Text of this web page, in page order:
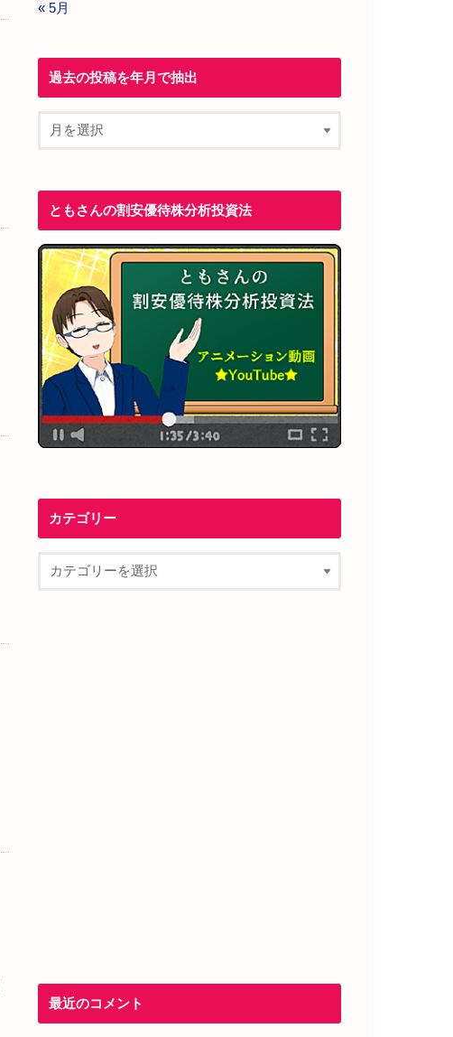
« 5月
過去の投稿を年月で抽出
ともさんの割安優待株分析投資法
カテゴリー
最近のコメント